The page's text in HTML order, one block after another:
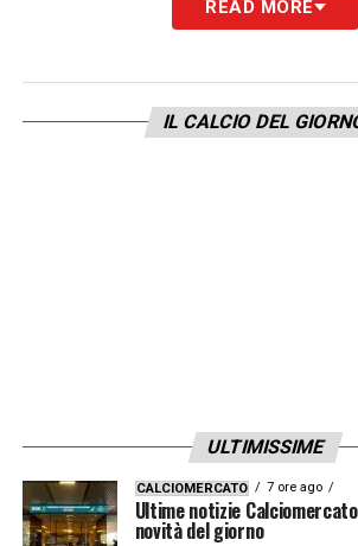
trovare impreparata a gennaio.
rivelarsi l’arma a sorpresa per
parte della stagione.
READ MORE
IL CALCIO DEL
ULTIMISSIME
CALCIOMERCATO 7 ore ago
Ultime notizie
novità del giorno